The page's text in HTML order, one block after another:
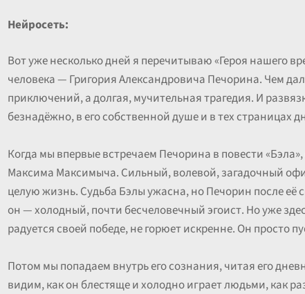
Нейросеть:
Вот уже несколько дней я перечитываю «Героя нашего
человека — Григория Александровича Печорина. Чем
приключений, а долгая, мучительная трагедия. И
безнадёжно, в его собственной душе и в тех страницах
Когда мы впервые встречаем Печорина в повести
Максима Максимыча. Сильный, волевой, загадочный
целую жизнь. Судьба Бэлы ужасна, но Печорин после её
он — холодный, почти бесчеловечный эгоист. Но уже
радуется своей победе, не горюет искренне. Он просто
Потом мы попадаем внутрь его сознания, читая его
видим, как он блестяще и холодно играет людьми, как